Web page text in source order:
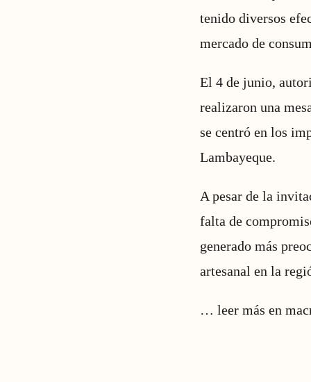
tenido diversos
mercado de
El 4 de junio,
realizaron una
se centró en los
Lambayeque.
A pesar de la
falta de
generado más
artesanal en la
… leer más en